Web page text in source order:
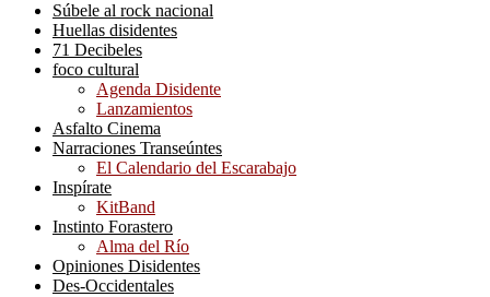
Súbele al rock nacional
Huellas disidentes
71 Decibeles
foco cultural
Agenda Disidente
Lanzamientos
Asfalto Cinema
Narraciones Transeúntes
El Calendario del Escarabajo
Inspírate
KitBand
Instinto Forastero
Alma del Río
Opiniones Disidentes
Des-Occidentales